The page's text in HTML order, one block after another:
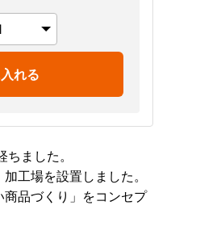
れる
ました。
工場を設置しました。
品づくり」をコンセプ